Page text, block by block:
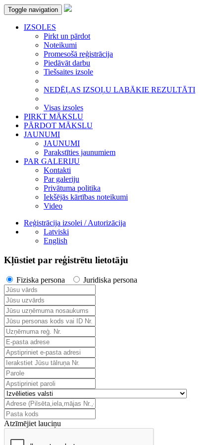
Toggle navigation
IZSOLES
Pirkt un pārdot
Noteikumi
Promesošā reģistrācija
Piedāvāt darbu
Tiešsaites izsole
NEDĒĻAS IZSOĻU LABĀKIE REZULTĀTI
Visas izsoles
PIRKT MĀKSLU
PĀRDOT MĀKSLU
JAUNUMI
JAUNUMI
Parakstīties jaunumiem
PAR GALERIJU
Kontakti
Par galeriju
Privātuma politika
Iekšējās kārtības noteikumi
Video
Reģistrācija izsolei / Autorizācija
Latviski
English
Kļūstiet par reģistrētu lietotāju
Fiziska persona Juridiska persona
Atzīmējiet lauciņu